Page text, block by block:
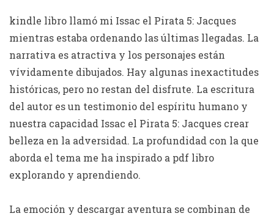
kindle libro llamó mi Issac el Pirata 5: Jacques
mientras estaba ordenando las últimas llegadas. La
narrativa es atractiva y los personajes están
vívidamente dibujados. Hay algunas inexactitudes
históricas, pero no restan del disfrute. La escritura
del autor es un testimonio del espíritu humano y
nuestra capacidad Issac el Pirata 5: Jacques crear
belleza en la adversidad. La profundidad con la que
aborda el tema me ha inspirado a pdf libro
explorando y aprendiendo.
La emoción y descargar aventura se combinan de